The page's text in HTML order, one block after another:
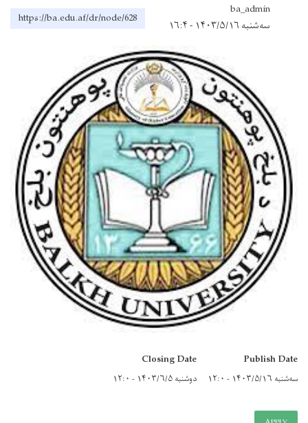
ba_admin
سه‌شنبه ۱۴۰۳/۵/۱۶ - ۱۶:۴
https://ba.edu.af/dr/node/628
Publish Date
سه‌شنبه ۱۴۰۳/۵/۱۶ - ۱۲:۰
Closing Date
دوشنبه ۱۴۰۳/۶/۵ - ۱۲:۰